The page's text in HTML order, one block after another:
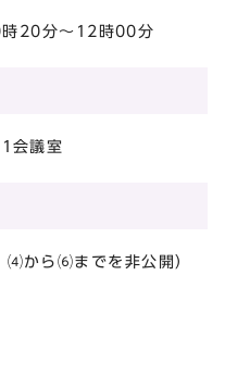
20分～12時00分
会議室
から⑹までを非公開）